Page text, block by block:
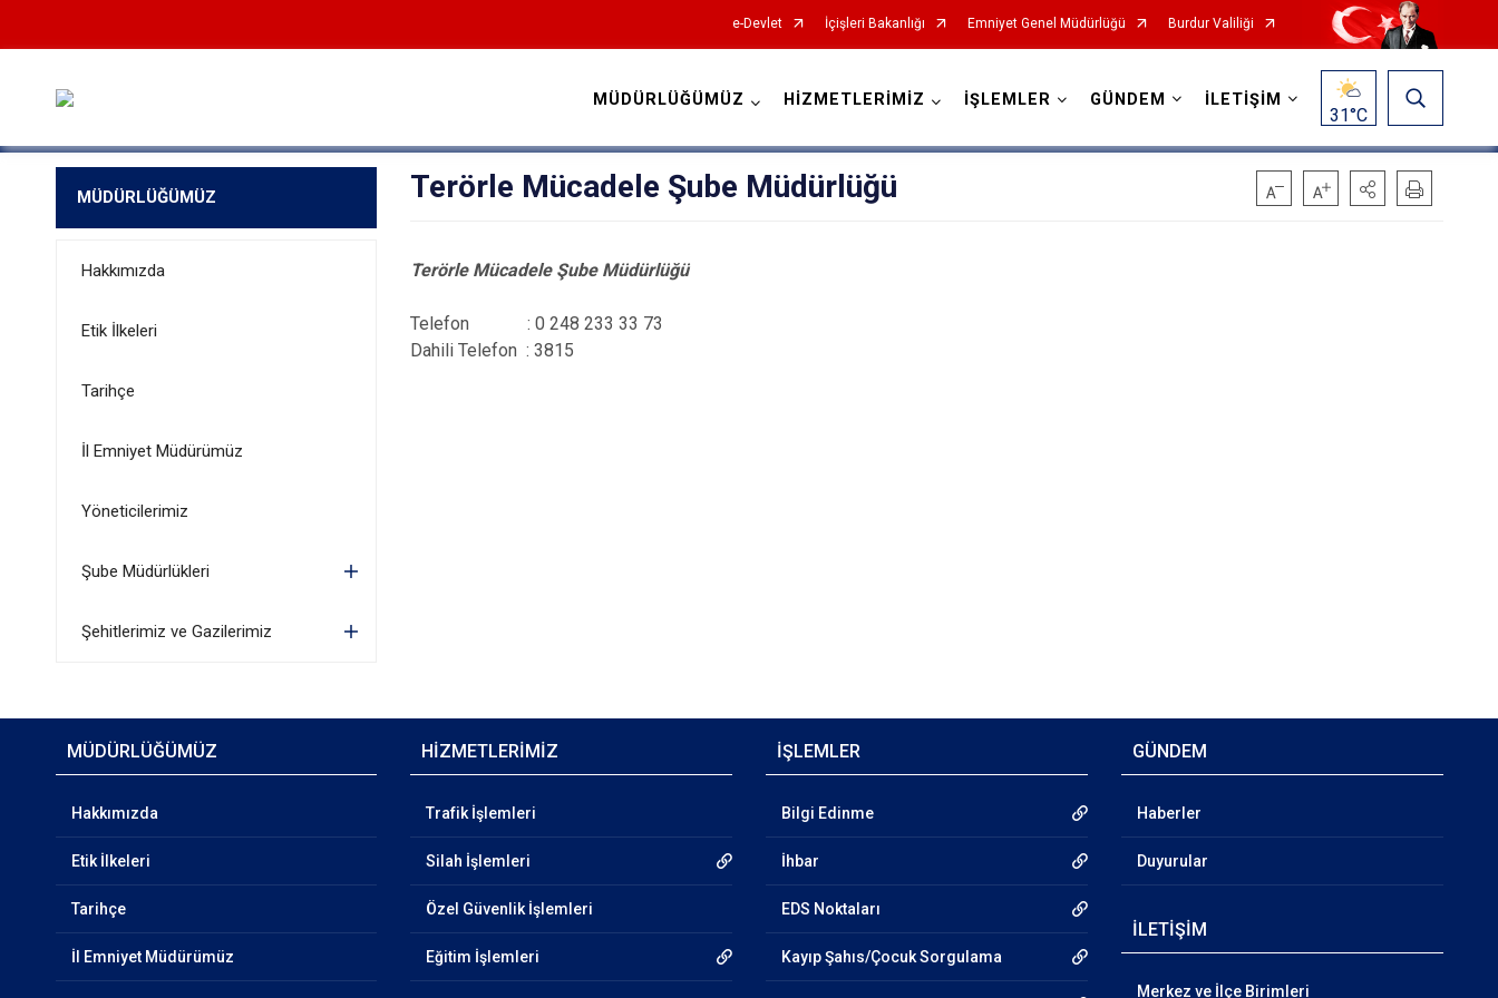
e-Devlet İçişleri Bakanlığı Emniyet Genel Müdürlüğü Burdur Valiliği
MÜDÜRLÜĞÜMÜZ HİZMETLERİMİZ İŞLEMLER GÜNDEM İLETİŞİM
31°C
MÜDÜRLÜĞÜMÜZ
Hakkımızda
Etik İlkeleri
Tarihçe
İl Emniyet Müdürümüz
Yöneticilerimiz
Şube Müdürlükleri
Şehitlerimiz ve Gazilerimiz
Terörle Mücadele Şube Müdürlüğü
Terörle Mücadele Şube Müdürlüğü
Telefon : 0 248 233 33 73
Dahili Telefon : 3815
MÜDÜRLÜĞÜMÜZ
Hakkımızda
Etik İlkeleri
Tarihçe
İl Emniyet Müdürümüz
HİZMETLERİMİZ
Trafik İşlemleri
Silah İşlemleri
Özel Güvenlik İşlemleri
Eğitim İşlemleri
İŞLEMLER
Bilgi Edinme
İhbar
EDS Noktaları
Kayıp Şahıs/Çocuk Sorgulama
GÜNDEM
Haberler
Duyurular
İLETİŞİM
Merkez ve İlçe Birimleri